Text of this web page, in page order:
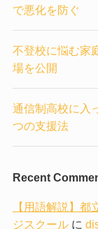
で悪化を防ぐ
不登校に悩む家
場を公開
通信制高校に入
つの支援法
Recent
【用語解説】
ジスクールに